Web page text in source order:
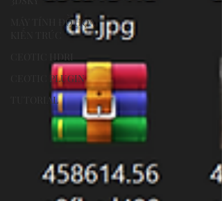
MÁY TÍNH ĐỒ HỌA
CEOTIC HDRI
CEOTIC PLUGIN
TUTORIAL